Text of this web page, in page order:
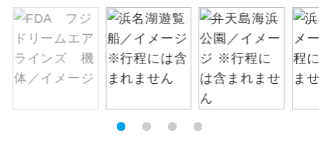
絶景 絶景スポットに立ち寄るコースです。
温泉 温泉地にも宿泊するコースです。